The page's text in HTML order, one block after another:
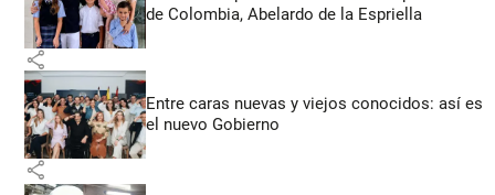
de Colombia, Abelardo de la Espriella
share
Entre caras nuevas y viejos conocidos: así es
el nuevo Gobierno
share